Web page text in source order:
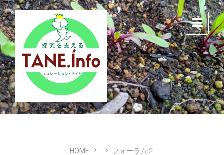
Skip
to
content
Skip
to
main
navigation
Skip
to
footer
HOME フォーラム２